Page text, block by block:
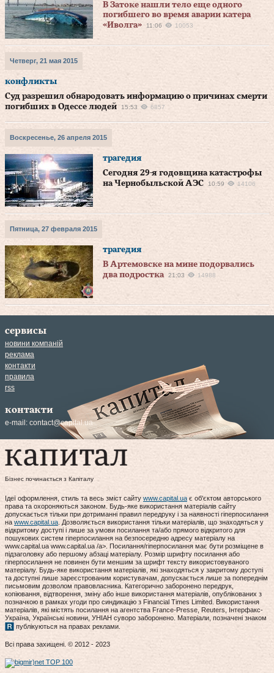
В Затоке нашли тело еще одного
погибшего во время аварии катера
«Иволга»
11:06 10053
Четверг, 21 мая 2015
конфликты
Суд разрешил обнародовать информацию о причинах смерти
погибших в Одессе людей
15:53 6857
Воскресенье, 26 апреля 2015
трагедия
Сегодня 29-я годовщина катастрофы
на Чернобыльской АЭС
10:59 14106
Пятница, 27 февраля 2015
трагедия
В Артемовске на мине подорвались
два подростка
21:03 14988
сервисы
новини компаній
реклама
контакти
правила
rss
контакти
e-mail: contact@capital.ua
Бізнес починається з Капіталу
Ідеї оформлення, стиль та весь зміст сайту www.capital.ua є об'єктом авторського
права та охороняються законом. Будь-яке використання матеріалів сайту
допускається тільки при дотриманні правил передруку і за наявності гіперпосилання
на www.capital.ua . Дозволяється використання тільки матеріалів, що знаходяться у
відкритому доступі і лише за умови посилання та/або прямого відкритого для
пошукових систем гіперпосилання на безпосередню адресу матеріалу на
www.capital.ua www.capital.ua /a>. Посилання/гіперпосилання має бути розміщене в
підзаголовку або першому абзаці матеріалу. Розмір шрифту посилання або
гіперпосилання не повинен бути меншим за шрифт тексту використовуваного
матеріалу. Будь-яке використання матеріалів, які знаходяться у закритому доступі
та доступні лише зареєстрованим користувачам, допускається лише за попереднім
письмовим дозволом правовласника. Категорично заборонено передрук,
копіювання, відтворення, зміну або інше використання матеріалів, опублікованих з
позначкою в рамках угоди про синдикацію з Financial Times Limited. Використання
матеріалів, які містять посилання на агентства France-Presse, Reuters, Інтерфакс-
Україна, Українські новини, УНІАН суворо заборонено. Матеріали, позначені знаком
публікуються на правах реклами.
Всі права захищені. © 2012 - 2023